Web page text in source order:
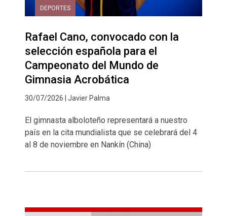
DEPORTES
Rafael Cano, convocado con la
selección española para el
Campeonato del Mundo de
Gimnasia Acrobática
30/07/2026 | Javier Palma
El gimnasta alboloteño representará a nuestro
país en la cita mundialista que se celebrará del 4
al 8 de noviembre en Nankín (China)